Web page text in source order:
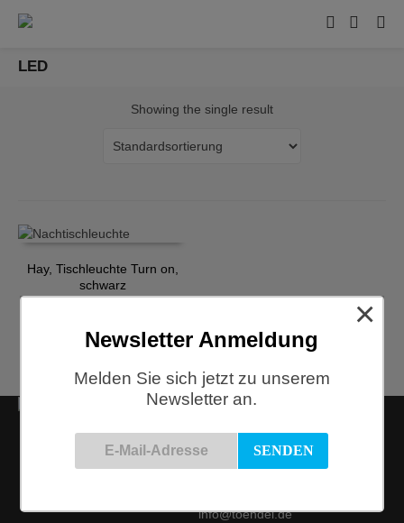
LED
Showing the single result
Hay, Tischleuchte Turn on,
schwarz
Siemensstraße 9
50825 Köln
info@toendel.de
Newsletter Anmeldung
Melden Sie sich jetzt zu unserem
Newsletter an.
×